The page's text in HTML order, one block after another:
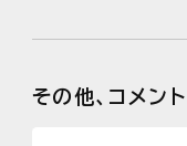
その他、コメント